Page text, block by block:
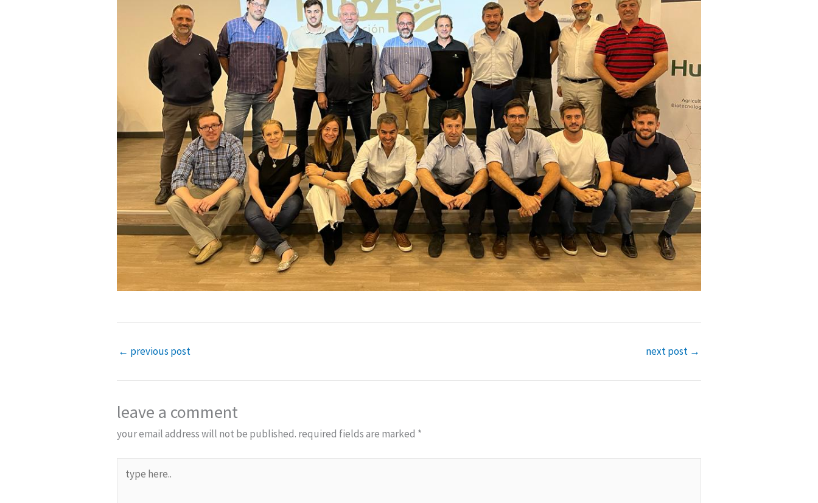
← previous post next post →
leave a comment
your email address will not be published. required fields are marked *
here..